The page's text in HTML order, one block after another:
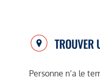
TROUVER
Personne n’a le